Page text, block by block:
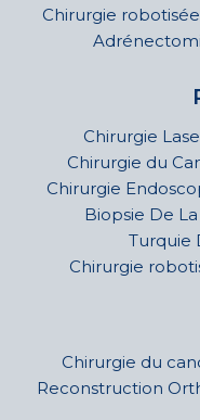
Chirurgie
Chirurgie
Chirurgie du
Chirurgie
Biopsie De
Turquie
Chirurgie
Chirurgie du
Reconstruction